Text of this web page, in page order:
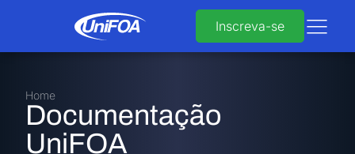
Inscreva-se
Home
Documentação
UniFOA